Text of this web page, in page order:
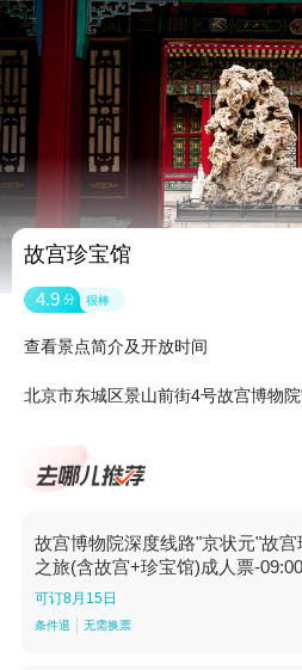
故宫珍宝馆
4.9 分 很棒
查看景点简介及开放时间
北京市东城区景山前街4号故宫博物
故宫博物院深度线路"京状元"故
之旅(含故宫+珍宝馆)成人票-
【09:00场】
可订8月15日
条件退 无需换票
